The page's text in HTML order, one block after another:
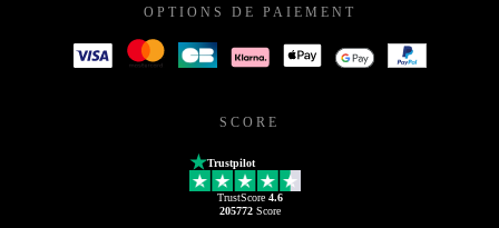
OPTIONS DE PAIEMENT
SCORE
Trustpilot
TrustScore 4.6
205772Score